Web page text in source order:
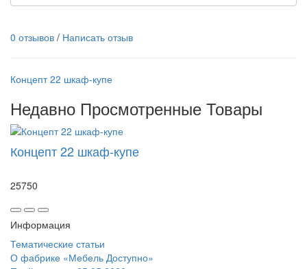
0 отзывов / Написать отзыв
Концепт 22 шкаф-купе
Недавно Просмотренные Товары
Концепт 22 шкаф-купе
25750
Информация
Тематические статьи
О фабрике «Мебель Доступно»